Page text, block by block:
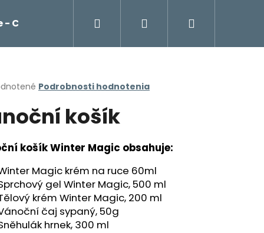
- Cockta, čaje, káva Franck Potraviny
Hľadať Prihlásenie
Podrobnosti hodnotenia
košík
košík Winter Magic obsahuje:
Magic krém na ruce 60ml
gel Winter Magic, 500 ml
krém Winter Magic, 200 ml
čaj sypaný, 50g
hrnek, 300 ml